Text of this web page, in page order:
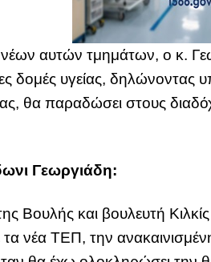
αυτών τμημάτων, ο κ.
δομές υγείας, δηλώνοντας
θα παραδώσει στους
Γεωργιάδη:
Βουλής και βουλευτή
νέα ΤΕΠ, την